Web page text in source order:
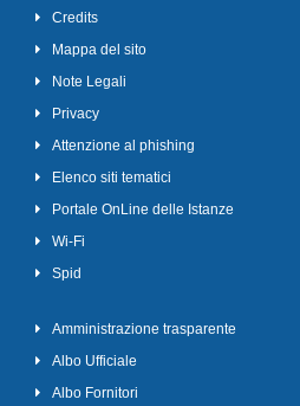
Credits
Mappa del sito
Note Legali
Privacy
Attenzione al phishing
Elenco siti tematici
Portale OnLine delle Istanze
Wi-Fi
Spid
Amministrazione trasparente
Albo Ufficiale
Albo Fornitori